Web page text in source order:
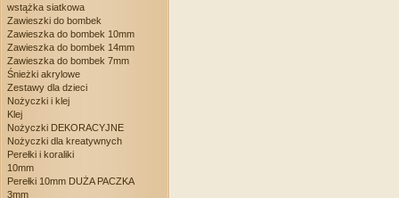
wstążka siatkowa
Zawieszki do bombek
Zawieszka do bombek 10mm
Zawieszka do bombek 14mm
Zawieszka do bombek 7mm
Śnieżki akrylowe
Zestawy dla dzieci
Nożyczki i klej
Klej
Nożyczki DEKORACYJNE
Nożyczki dla kreatywnych
Perełki i koraliki
10mm
Perełki 10mm DUŻA PACZKA
3mm